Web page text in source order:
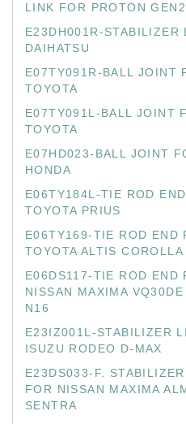
LINK FOR PROTON
E23DH001R-STABILIZER
DAIHATSU
E07TY091R-BALL JOINT
TOYOTA
E07TY091L-BALL JOINT
TOYOTA
E07HD023-BALL JOINT
HONDA
E06TY184L-TIE ROD
TOYOTA PRIUS
E06TY169-TIE ROD END
TOYOTA ALTIS COROLLA
E06DS117-TIE ROD END
NISSAN MAXIMA VQ30DE
N16
E23IZ001L-STABILIZER
ISUZU RODEO D-MAX
E23DS033-F.
FOR NISSAN MAXIMA
SENTRA